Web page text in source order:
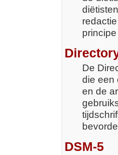
De
die een
en de
DSM-5